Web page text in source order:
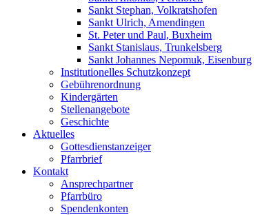
Sankt Stephan, Volkratshofen
Sankt Ulrich, Amendingen
St. Peter und Paul, Buxheim
Sankt Stanislaus, Trunkelsberg
Sankt Johannes Nepomuk, Eisenburg
Institutionelles Schutzkonzept
Gebührenordnung
Kindergärten
Stellenangebote
Geschichte
Aktuelles
Gottesdienstanzeiger
Pfarrbrief
Kontakt
Ansprechpartner
Pfarrbüro
Spendenkonten